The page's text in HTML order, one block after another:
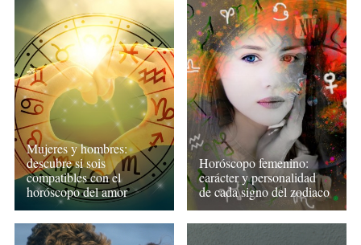
Mujeres y hombres:
descubre si sois
compatibles con el
horóscopo del amor
Horóscopo femenino:
carácter y personalidad
de cada signo del zodiaco